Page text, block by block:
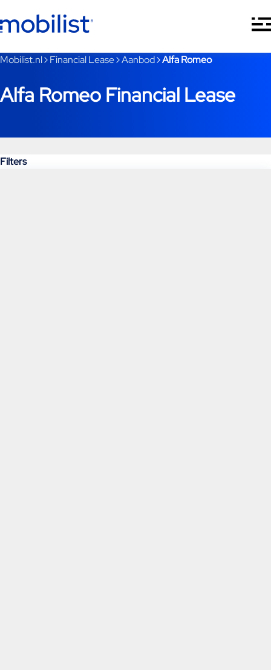
Je bent nu voorbij het hoofdmenu
Mobilist.nl Financial Lease Aanbod Alfa Romeo
Alfa Romeo Financial Lease
Filters